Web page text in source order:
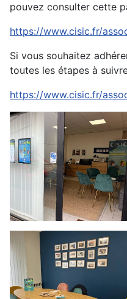
pouvez consulter cette
https://www.cisic.fr/
Si vous souhaitez
toutes les étapes à
https://www.cisic.fr/